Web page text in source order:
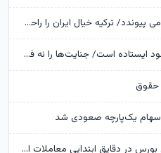
یک کشور دیگر به «توافق مکه» می پیوندد/ ترکیه خیال ایران را راحت کرد
عراقچی:ایران بر عهد مقاومت خود ایستاده است/ جنایت‌ها را نه فراموش می‌کنیم نه می‌بخشیم
حقوق
سهام یک‌پارچه صعودی شد
جهش 112 هزار واحدی شاخص بورس در دقایق ابتدایی معاملات امروز